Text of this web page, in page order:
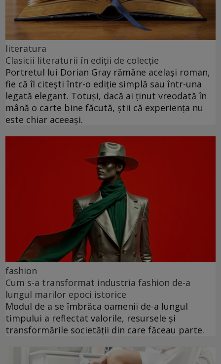
literatura
Clasicii literaturii în ediții de colecție
Portretul lui Dorian Gray rămâne același roman,
fie că îl citești într-o ediție simplă sau într-una
legată elegant. Totuși, dacă ai ținut vreodată în
mână o carte bine făcută, știi că experiența nu
este chiar aceeași.
fashion
Cum s-a transformat industria fashion de-a
lungul marilor epoci istorice
Modul de a se îmbrăca oamenii de-a lungul
timpului a reflectat valorile, resursele și
transformările societății din care făceau parte.